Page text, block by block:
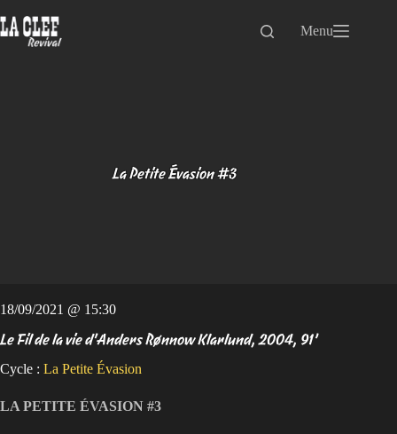
au
contenu
Menu
La Petite Évasion #3
18/09/2021 @ 15:30
Le Fil de la vie d'Anders Rønnow Klarlund, 2004, 91’
Cycle : La Petite Évasion
LA PETITE ÉVASION #3